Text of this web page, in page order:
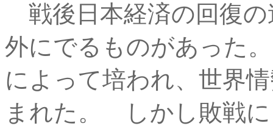
戦後日本経済の回復
外にでるものがあった
によって培われ、世界
まれた。 しかし敗戦